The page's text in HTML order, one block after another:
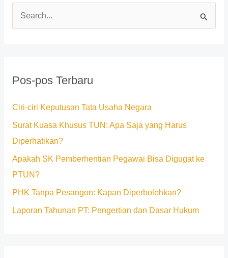
u
u
k
:
Pos-pos Terbaru
Ciri-ciri Keputusan Tata Usaha Negara
Surat Kuasa Khusus TUN: Apa Saja yang Harus
Diperhatikan?
Apakah SK Pemberhentian Pegawai Bisa Digugat ke
PTUN?
PHK Tanpa Pesangon: Kapan Diperbolehkan?
Laporan Tahunan PT: Pengertian dan Dasar Hukum